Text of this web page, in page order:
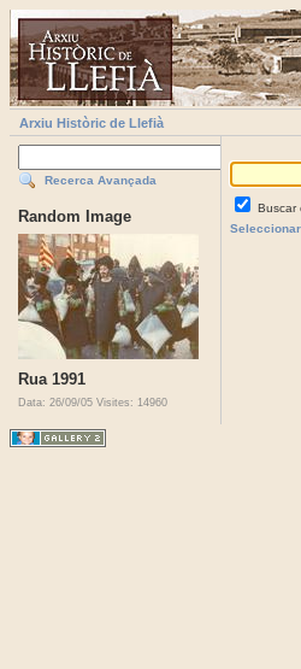
Arxiu Històric de Llefià
Recerca Avançada
Random Image
Rua 1991
Data: 26/09/05 Visites: 14960
Buscar
Seleccionar